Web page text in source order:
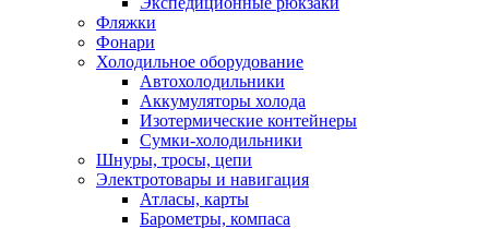
Фляжки
Фонари
Холодильное оборудование
Автохолодильники
Аккумуляторы холода
Изотермические контейнеры
Сумки-холодильники
Шнуры, тросы, цепи
Электротовары и навигация
Атласы, карты
Барометры, компаса